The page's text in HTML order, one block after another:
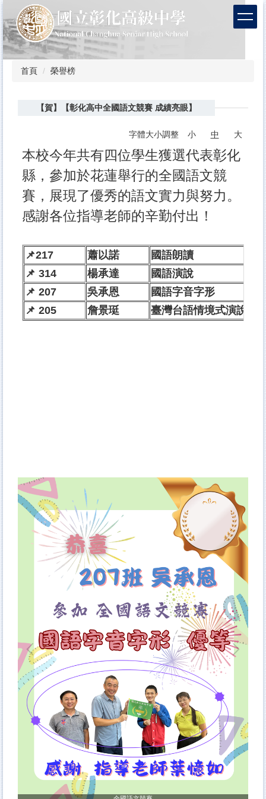
到
主
要
內
首頁 榮譽榜
【賀】【彰化高中全國語文競賽 成績亮眼】
字體大小調整 小 中 大
本校今年共有四位學生獲選代表彰化
縣，參加於花蓮舉行的全國語文競
賽，展現了優秀的語文實力與努力。
感謝各位指導老師的辛勤付出！
📌217 蕭以諾
國語朗讀
📌 314
楊承達
國語演說
📌 207
吳承恩
國語字音字形
📌 205
詹景珽 臺灣台語情境式演說